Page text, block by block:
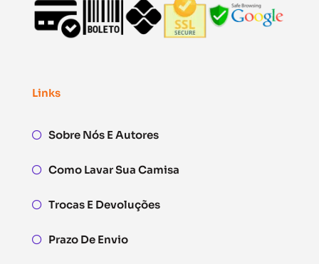
Links
Sobre Nós E Autores
Como Lavar Sua Camisa
Trocas E Devoluções
Prazo De Envio